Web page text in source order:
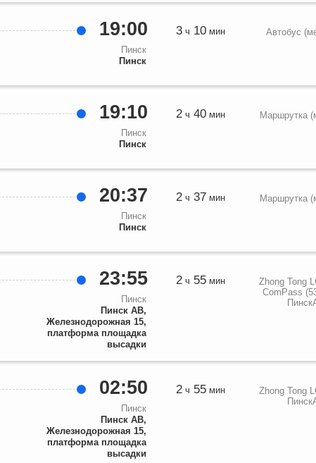
19:00
Пинск
Пинск
3ч 10мин Автобус
19:10
Пинск
Пинск
2ч 40мин Маршрутка
20:37
Пинск
Пинск
2ч 37 мин Маршрутка
23:55
Пинск
Пинск АВ,
Железнодорожная 15,
платформа площадка
высадки
2ч 55мин
Zhong Tong
ComPass
02:50
Пинск
Пинск АВ,
Железнодорожная 15,
платформа площадка
высадки
2ч 55мин
Zhong Tong